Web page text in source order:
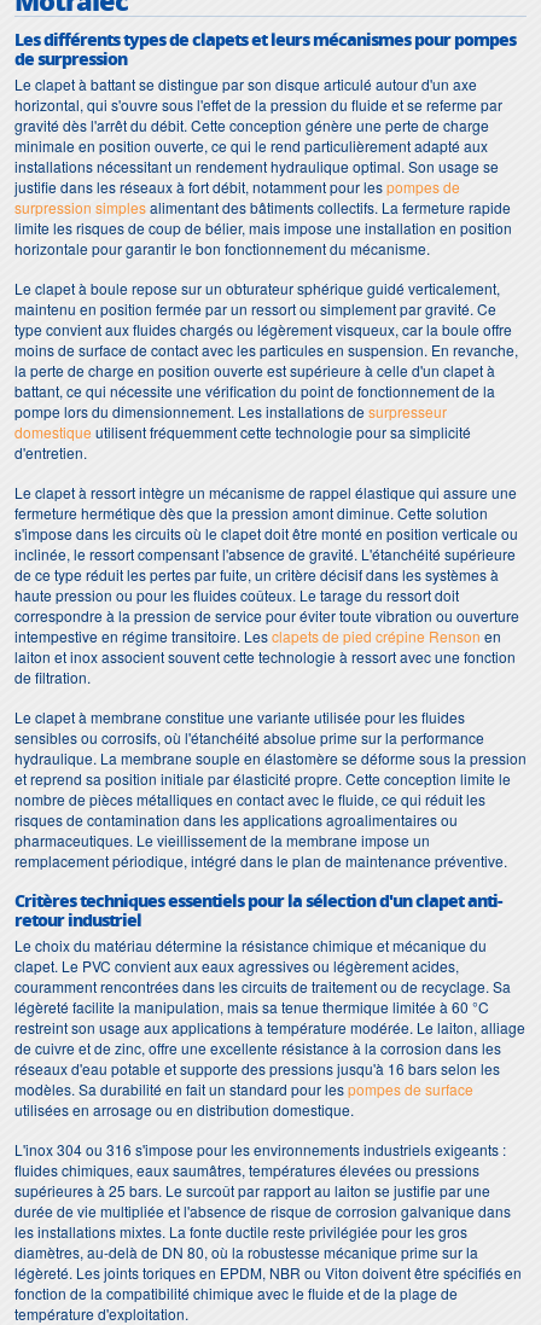
Les différents types de clapets et leurs mécanismes pour pompes
de surpression
Le clapet à battant se distingue par son disque articulé autour d'un axe
horizontal, qui s'ouvre sous l'effet de la pression du fluide et se referme par
gravité dès l'arrêt du débit. Cette conception génère une perte de charge
minimale en position ouverte, ce qui le rend particulièrement adapté aux
installations nécessitant un rendement hydraulique optimal. Son usage se
justifie dans les réseaux à fort débit, notamment pour lespompes de
surpression simplesalimentant des bâtiments collectifs. La fermeture rapide
limite les risques de coup de bélier, mais impose une installation en position
horizontale pour garantir le bon fonctionnement du mécanisme.
Le clapet à boule repose sur un obturateur sphérique guidé verticalement,
maintenu en position fermée par un ressort ou simplement par gravité. Ce
type convient aux fluides chargés ou légèrement visqueux, car la boule offre
moins de surface de contact avec les particules en suspension. En revanche,
la perte de charge en position ouverte est supérieure à celle d'un clapet à
battant, ce qui nécessite une vérification du point de fonctionnement de la
pompe lors du dimensionnement. Les installations desurpresseur
domestique utilisent fréquemment cette technologie pour sa simplicité
d'entretien.
Le clapet à ressort intègre un mécanisme de rappel élastique qui assure une
fermeture hermétique dès que la pression amont diminue. Cette solution
s'impose dans les circuits où le clapet doit être monté en position verticale ou
inclinée, le ressort compensant l'absence de gravité. L'étanchéité supérieure
de ce type réduit les pertes par fuite, un critère décisif dans les systèmes à
haute pression ou pour les fluides coûteux. Le tarage du ressort doit
correspondre à la pression de service pour éviter toute vibration ou ouverture
intempestive en régime transitoire. Lesclapets de pied crépine Renson en
laiton et inox associent souvent cette technologie à ressort avec une fonction
de filtration.
Le clapet à membrane constitue une variante utilisée pour les fluides
sensibles ou corrosifs, où l'étanchéité absolue prime sur la performance
hydraulique. La membrane souple en élastomère se déforme sous la pression
et reprend sa position initiale par élasticité propre. Cette conception limite le
nombre de pièces métalliques en contact avec le fluide, ce qui réduit les
risques de contamination dans les applications agroalimentaires ou
pharmaceutiques. Le vieillissement de la membrane impose un
remplacement périodique, intégré dans le plan de maintenance préventive.
Critères techniques essentiels pour la sélection d'un clapet anti-
retour industriel
Le choix du matériau détermine la résistance chimique et mécanique du
clapet. Le PVC convient aux eaux agressives ou légèrement acides,
couramment rencontrées dans les circuits de traitement ou de recyclage. Sa
légèreté facilite la manipulation, mais sa tenue thermique limitée à 60 °C
restreint son usage aux applications à température modérée. Le laiton, alliage
de cuivre et de zinc, offre une excellente résistance à la corrosion dans les
réseaux d'eau potable et supporte des pressions jusqu'à 16 bars selon les
modèles. Sa durabilité en fait un standard pour lespompes de surface
utilisées en arrosage ou en distribution domestique.
L'inox 304 ou 316 s'impose pour les environnements industriels exigeants :
fluides chimiques, eaux saumâtres, températures élevées ou pressions
supérieures à 25 bars. Le surcoût par rapport au laiton se justifie par une
durée de vie multipliée et l'absence de risque de corrosion galvanique dans
les installations mixtes. La fonte ductile reste privilégiée pour les gros
diamètres, au-delà de DN 80, où la robustesse mécanique prime sur la
légèreté. Les joints toriques en EPDM, NBR ou Viton doivent être spécifiés en
fonction de la compatibilité chimique avec le fluide et de la plage de
température d'exploitation.